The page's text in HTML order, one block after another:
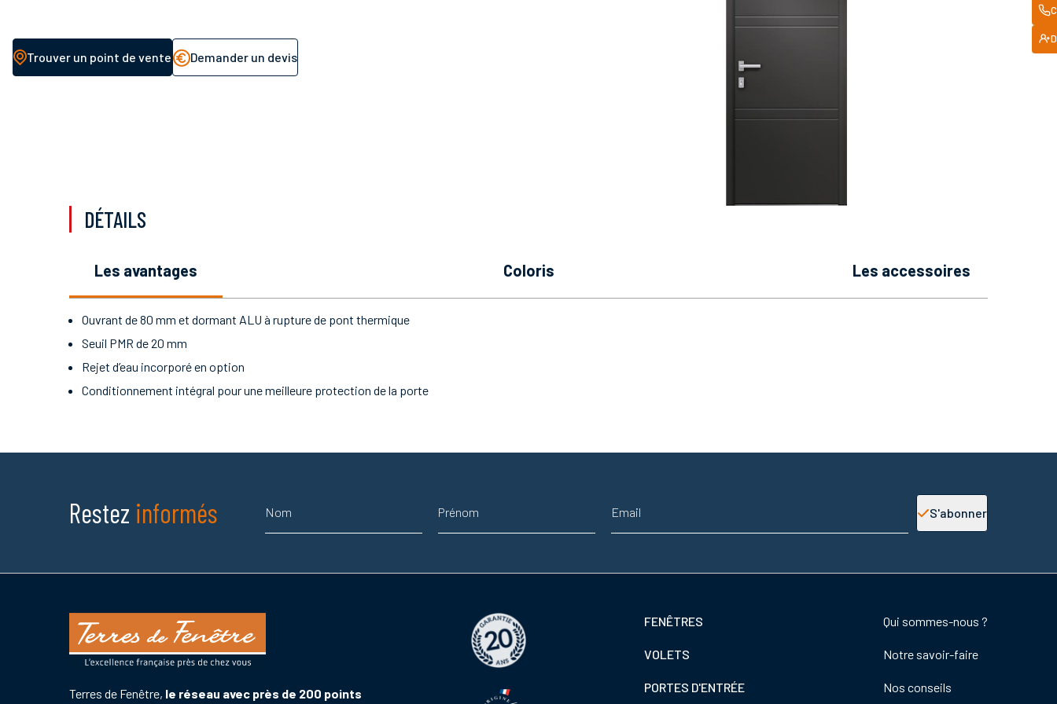
Trouver un point de vente Demander un devis
DÉTAILS
les avantages coloris les accessoires
Ouvrant de 80 mm et dormant ALU à rupture de pont thermique
Seuil PMR de 20 mm
Rejet d’eau incorporé en option
Conditionnement intégral pour une meilleure protection de la porte
Restez informés
S'abonner
Terres de Fenêtre, le réseau avec près de 200 points
Footer
de
FENÊTRES
VOLETS
PORTES D'ENTRÉE
Footer
de
Qui sommes-nous ?
Notre savoir-faire
Nos conseils